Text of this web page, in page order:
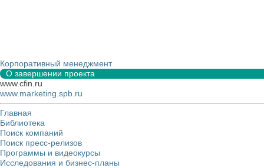
Корпоративный менеджмент
О завершении проекта
www.cfin.ru
www.marketing.spb.ru
Главная
Библиотека
Поиск компаний
Поиск пресс-релизов
Программы и видеокурсы
Исследования и бизнес-планы